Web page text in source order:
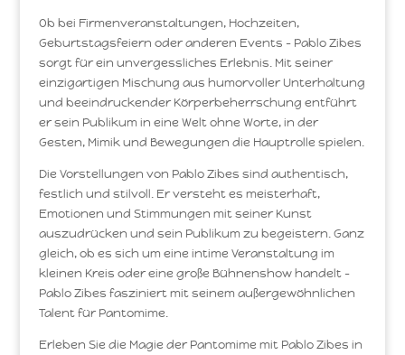
Ob bei Firmenveranstaltungen, Hochzeiten,
Geburtstagsfeiern oder anderen Events – Pablo Zibes
sorgt für ein unvergessliches Erlebnis. Mit seiner
einzigartigen Mischung aus humorvoller Unterhaltung
und beeindruckender Körperbeherrschung entführt
er sein Publikum in eine Welt ohne Worte, in der
Gesten, Mimik und Bewegungen die Hauptrolle spielen.
Die Vorstellungen von Pablo Zibes sind authentisch,
festlich und stilvoll. Er versteht es meisterhaft,
Emotionen und Stimmungen mit seiner Kunst
auszudrücken und sein Publikum zu begeistern. Ganz
gleich, ob es sich um eine intime Veranstaltung im
kleinen Kreis oder eine große Bühnenshow handelt –
Pablo Zibes fasziniert mit seinem außergewöhnlichen
Talent für Pantomime.
Erleben Sie die Magie der Pantomime mit Pablo Zibes in